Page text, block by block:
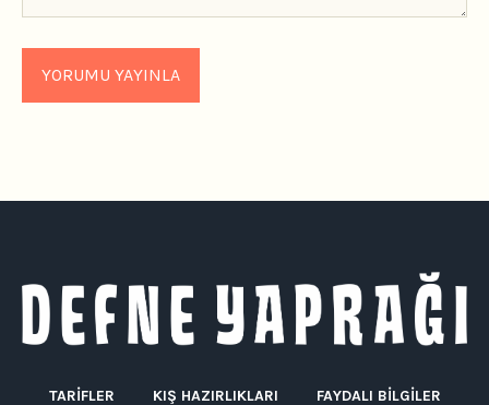
TARIFLER KIŞ HAZIRLIKLARI FAYDALI BILGILER